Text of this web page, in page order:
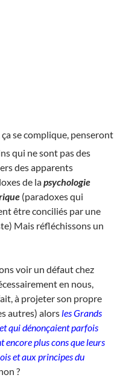
ça se complique, penseront
qui ne sont pas des
des apparents
de lapsychologie
(paradoxes qui
être conciliés par une
Mais réfléchissons un
voir un défaut chez
en nous,
à projeter son propre
autres) alors les Grands
qui dénonçaient parfois
plus cons que leurs
et aux principes du
?